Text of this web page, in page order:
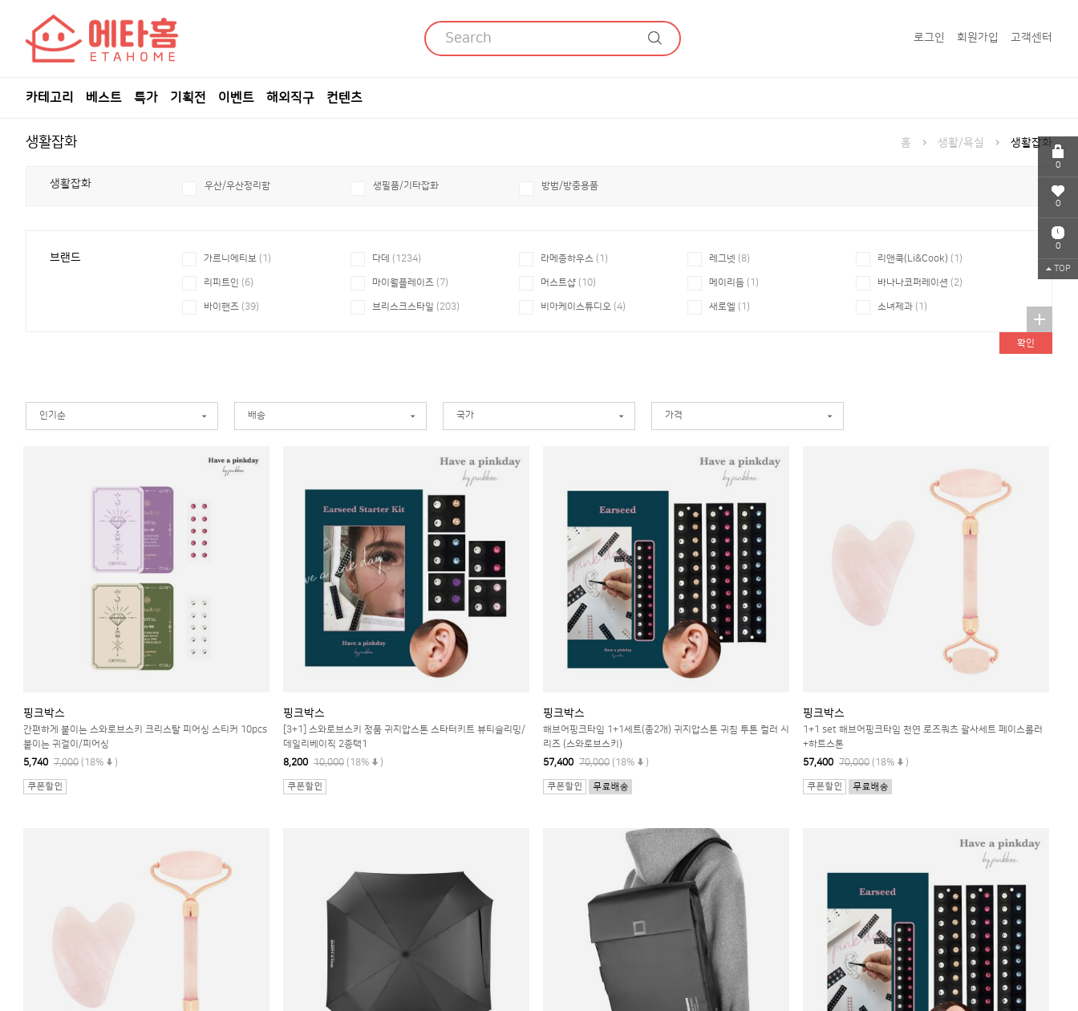
로그인 회원가입 고객센터
카테고리 베스트 특가 기획전 이벤트 해외직구 컨텐츠
생활잡화 홈 생활/욕실 생활잡화
생활잡화 우산/우산정리함 생필품/기타잡화 방범/방충용품
브랜드 가르니에티보 (1) 다데 (1234) 라메종하우스 (1) 레그넷 (8) 리앤쿡(Li&Cook) (1)
리피트인 (6) 마이월플레이즈 (7) 머스트샵 (10) 메이리듬 (1) 바나나코퍼레이션 (2)
바이핸즈 (39) 브리스크스타일 (203) 비아케이스튜디오 (4) 새로엘 (1) 소녀제과 (1)
핑크박스(23)
확인
인기순 배송 국가 가격
핑크박스
간편하게 붙이는 스와로브스키 크리스탈 피어싱 스티커 10pcs
붙이는 귀걸이/피어싱
5,740 7,000 (18% )
핑크박스
[3+1] 스와로브스키 정품 귀지압스톤 스타터키트 뷰티슬리밍/
데일리베이직 2종택1
8,200 10,000 (18% )
핑크박스
해브어핑크타임 1+1세트(총2개) 귀지압스톤 귀침 투톤 컬러 시
리즈 (스와로브스키)
57,400 70,000 (18% )
핑크박스
1+1 set 해브어핑크타임 천연 로즈쿼츠 괄사세트 페이스롤러
+하트스톤
57,400 70,000 (18% )
0
0
0
TOP